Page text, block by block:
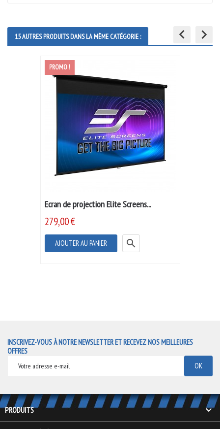
15 AUTRES PRODUITS DANS LA MÊME CATÉGORIE : keyboard_arrow_left
PROMO !
Ecran de projection Elite Screens...
279,00 €
AJOUTER AU PANIER 
keyboard_arrow_right
INSCRIVEZ-VOUS À NOTRE NEWSLETTER ET RECEVEZ NOS MEILLEURES
OFFRES
PRODUITS 